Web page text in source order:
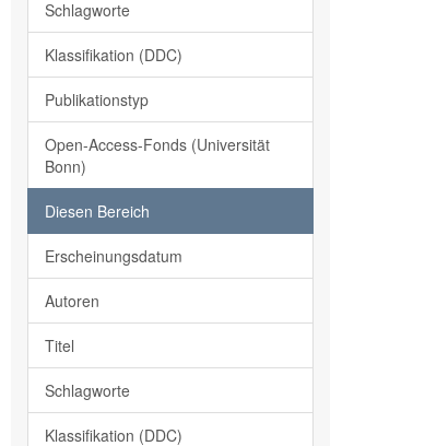
Schlagworte
Klassifikation (DDC)
Publikationstyp
Open-Access-Fonds (Universität
Bonn)
Diesen Bereich
Erscheinungsdatum
Autoren
Titel
Schlagworte
Klassifikation (DDC)